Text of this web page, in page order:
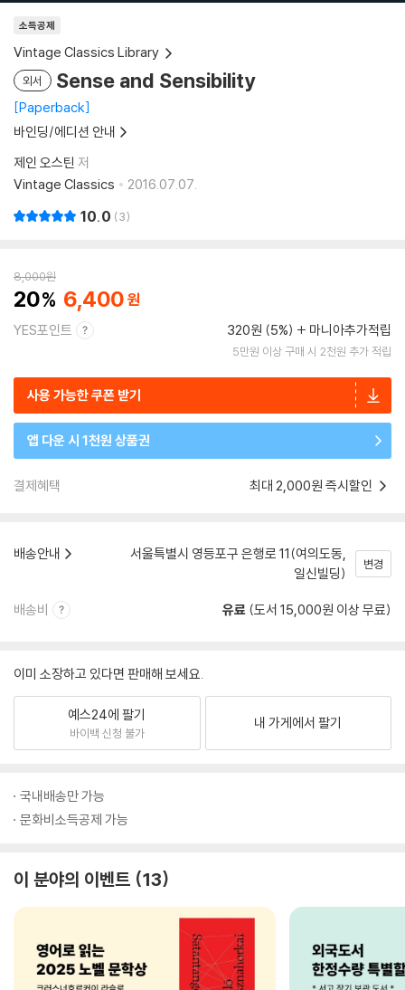
소득공제
Vintage Classics Library
외서 Sense and Sensibility
Paperback
바인딩/에디션 안내
제인 오스틴 저
Vintage Classics
2016.07.07.
10.0 3
8,000원
20 6,400
YES포인트 320원 (5%) 마니아추가적립
5만원 이상 구매 시 2천원 추가 적립
사용 가능한 쿠폰 받기
앱 다운 시 1천원 상품권
결제혜택 최대 2,000원 즉시할인
배송안내
서울특별시 영등포구 은행로 11(여의도동,
일신빌딩)
변경
배송비 유료 (도서 15,000원 이상 무료)
이미 소장하고 있다면 판매해 보세요.
예스24에 팔기
바이백 신청 불가
내 가게에서 팔기
국내배송만 가능
문화비소득공제 가능
이 분야의 이벤트 13